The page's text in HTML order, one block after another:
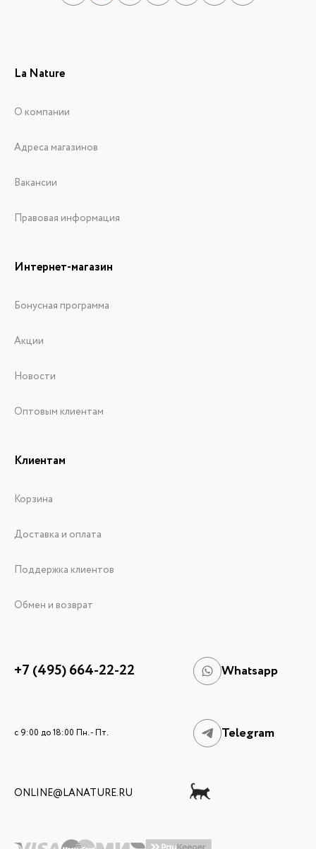
La Nature
О компании
Адреса магазинов
Вакансии
Правовая информация
Интернет-магазин
Бонусная программа
Акции
Новости
Оптовым клиентам
Клиентам
Корзина
Доставка и оплата
Поддержка клиентов
Обмен и возврат
+7 (495) 664-22-22 Whatsapp
c 9:00 до 18:00 Пн. - Пт. Telegram
ONLINE@LANATURE.RU